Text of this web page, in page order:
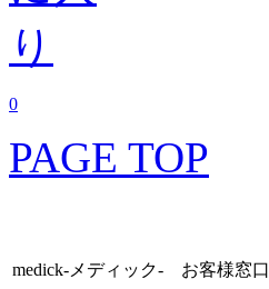
0
PAGE TOP
medick-メディック- お客様窓口